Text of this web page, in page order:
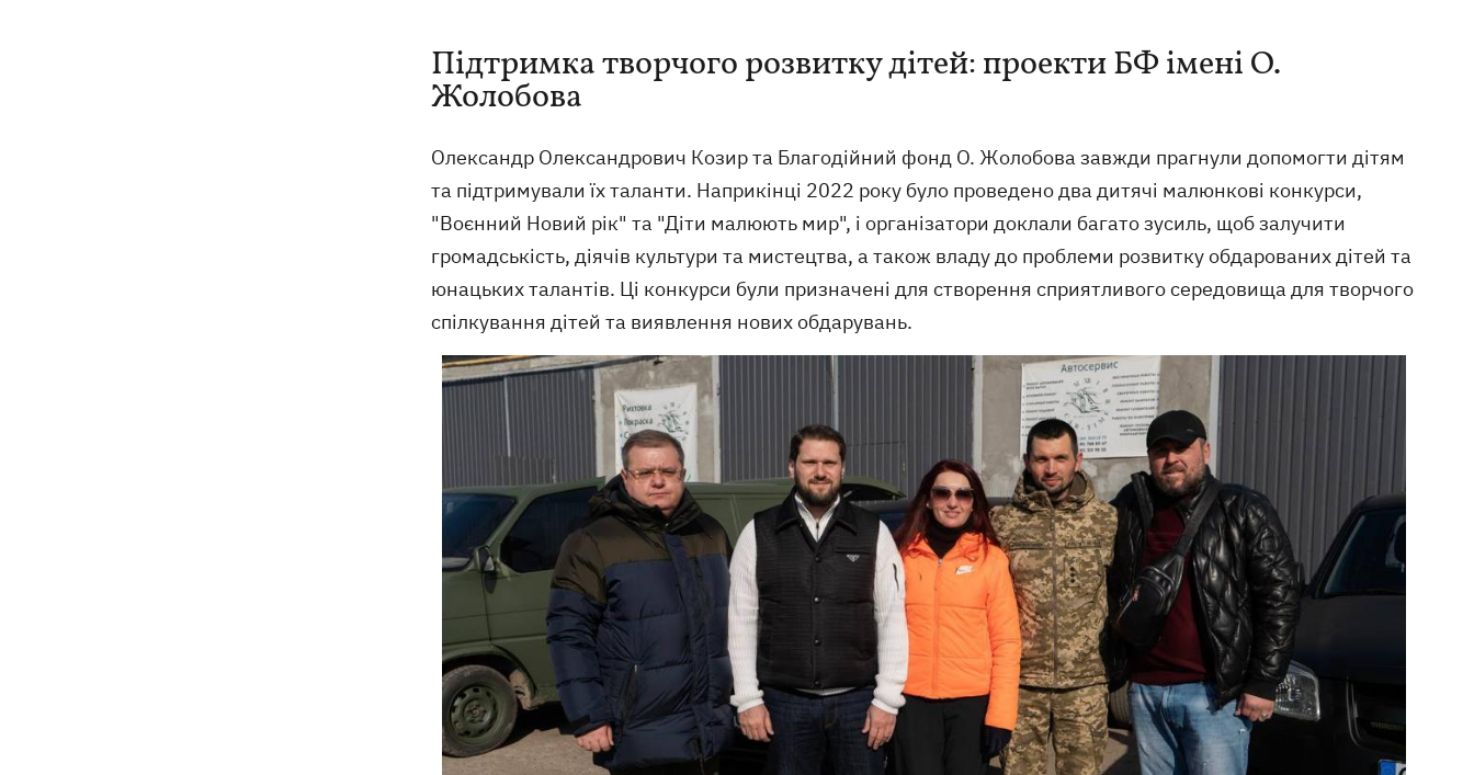
Підтримка творчого розвитку дітей: проекти БФ імені О.
Жолобова
Олександр Олександрович Козир та Благодійний фонд О. Жолобова завжди прагнули допомогти дітям
та підтримували їх таланти. Наприкінці 2022 року було проведено два дитячі малюнкові конкурси,
"Воєнний Новий рік" та "Діти малюють мир", і організатори доклали багато зусиль, щоб залучити
громадськість, діячів культури та мистецтва, а також владу до проблеми розвитку обдарованих дітей та
юнацьких талантів. Ці конкурси були призначені для створення сприятливого середовища для творчого
спілкування дітей та виявлення нових обдарувань.